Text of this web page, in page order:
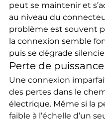
peut se maintenir et
au niveau du
problème est souvent
la connexion semble
puis se dégrade
Perte de puissance
Une connexion
des pertes dans le
électrique. Même si la
faible à l’échelle d’un